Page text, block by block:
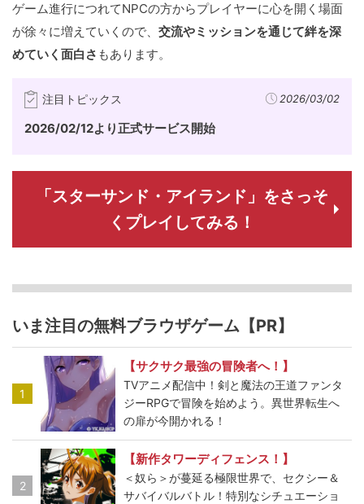
ゲーム進行につれてNPCの方からプレイヤーに心を開く場面
が徐々に増えていくので、 交流やミッションを通じて絆を深
めていく面白さ もあります。
注目トピックス 2026/03/02
2026/02/12より正式サービス開始
「スターサンド・アイランド」をさっそ
くプレイしてみる！
いま注目の無料ブラウザゲーム【PR】
1
【サクサク最強の冒険者へ！】
TVアニメ配信中！剣と魔法の王道ファンタ
ジーRPGで冒険を始めよう。異世界転生へ
の扉が今開かれる！
2
【新作タワーディフェンス！】
＜奴ら＞が蔓延る極限世界で、セクシー＆
サバイバルバトル！特別なシチュエーショ